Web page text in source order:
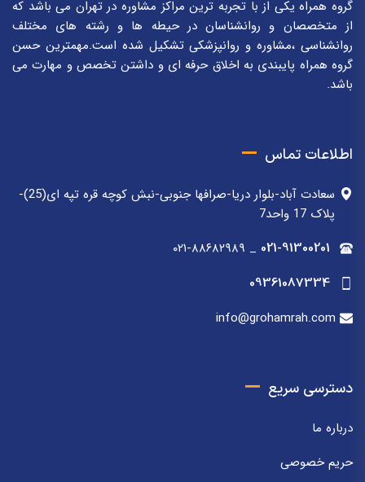
گروه همراه یکی از با تجربه ترین مراکز مشاوره در تهران می باشد که
از متخصصان و روانشناسان در حیطه ها و رشته های مختلف
روانشناسی ،مشاوره و روانپزشکی تشکیل شده است.مهمترین حسن
گروه همراه پایبندی به اخلاق حرفه ای و داشتن تخصص و مهارت می
باشد.
اطلاعات تماس
سعادت آباد-بلوار دریا-صرافها جنوبی-نبش کوچه قره تپه ای(25)-
پلاک 17 واحد7
021-91300201
_ ۰۲۱-۸۸۶۸۲۹۸۹
09361087334
info@grohamrah.com
دسترسی سریع
درباره ما
حریم خصوصی